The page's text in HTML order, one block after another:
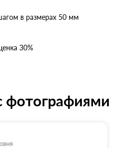
в размерах 50 мм
30%
фотографиями